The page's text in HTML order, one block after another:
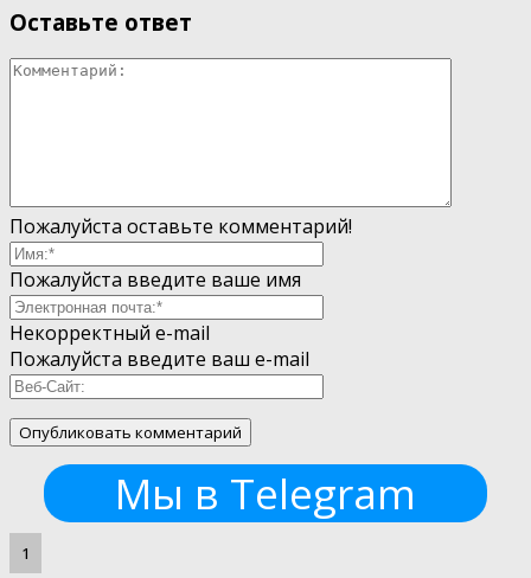
Оставьте ответ
Пожалуйста оставьте комментарий!
Пожалуйста введите ваше имя
Некорректный e-mail
Пожалуйста введите ваш e-mail
Мы в Telegram
1